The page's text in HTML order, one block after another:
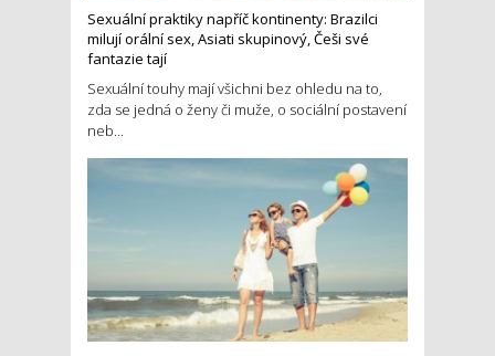
Sexuální praktiky napříč kontinenty: Brazilci
milují orální sex, Asiati skupinový, Češi své
fantazie tají
Sexuální touhy mají všichni bez ohledu na to,
zda se jedná o ženy či muže, o sociální postavení
neb...